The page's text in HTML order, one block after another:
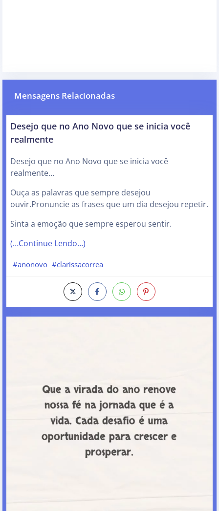
Mensagens Relacionadas
Desejo que no Ano Novo que se inicia você
realmente
Desejo que no Ano Novo que se inicia você
realmente…
Ouça as palavras que sempre desejou
ouvir.Pronuncie as frases que um dia desejou repetir.
Sinta a emoção que sempre esperou sentir.
(…Continue Lendo…)
#anonovo #clarissacorrea